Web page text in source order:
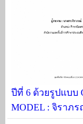
ปีที่ 6 ด้วยรูปแบบ
MODEL : จิราภ